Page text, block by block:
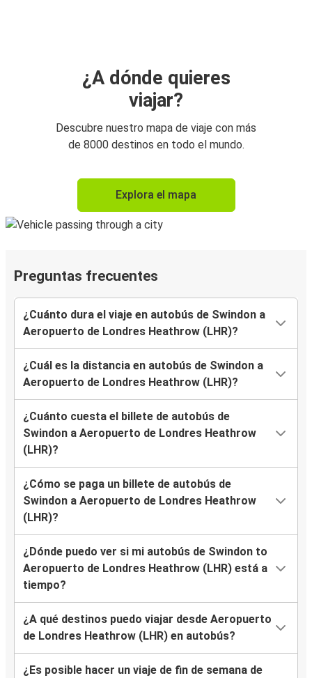
¿A dónde quieres
viajar?
Descubre nuestro mapa de viaje con más
de 8000 destinos en todo el mundo.
Explora el mapa
Preguntas frecuentes
¿Cuánto dura el viaje en autobús de Swindon a
Aeropuerto de Londres Heathrow (LHR)?
¿Cuál es la distancia en autobús de Swindon a
Aeropuerto de Londres Heathrow (LHR)?
¿Cuánto cuesta el billete de autobús de
Swindon a Aeropuerto de Londres Heathrow
(LHR)?
¿Cómo se paga un billete de autobús de
Swindon a Aeropuerto de Londres Heathrow
(LHR)?
¿Dónde puedo ver si mi autobús de Swindon to
Aeropuerto de Londres Heathrow (LHR) está a
tiempo?
¿A qué destinos puedo viajar desde Aeropuerto
de Londres Heathrow (LHR) en autobús?
¿Es posible hacer un viaje de fin de semana de